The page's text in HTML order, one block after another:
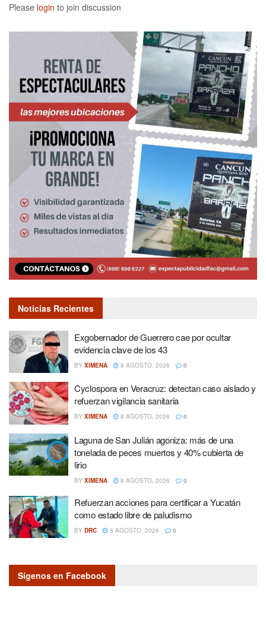
Please login to join discussion
Noticias Recientes
Exgobernador de Guerrero cae por ocultar
evidencia clave de los 43
BY XIMENA 8 AGOSTO, 2026 0
Cyclospora en Veracruz: detectan caso aislado y
refuerzan vigilancia sanitaria
BY XIMENA 8 AGOSTO, 2026 0
Laguna de San Julián agoniza: más de una
tonelada de peces muertos y 40% cubierta de
lirio
BY XIMENA 8 AGOSTO, 2026 0
Refuerzan acciones para certificar a Yucatán
como estado libre de paludismo
BY DRC 8 AGOSTO, 2026 0
Sígenos en Facebook